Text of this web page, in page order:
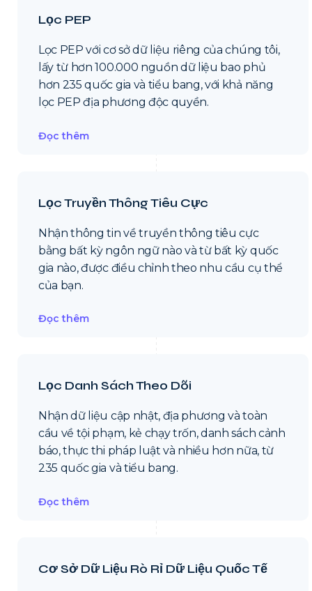
Lọc PEP
Lọc PEP với cơ sở dữ liệu riêng của chúng tôi,
lấy từ hơn 100.000 nguồn dữ liệu bao phủ
hơn 235 quốc gia và tiểu bang, với khả năng
lọc PEP địa phương độc quyền.
Đọc thêm
Lọc Truyền Thông Tiêu Cực
Nhận thông tin về truyền thông tiêu cực
bằng bất kỳ ngôn ngữ nào và từ bất kỳ quốc
gia nào, được điều chỉnh theo nhu cầu cụ thể
của bạn.
Đọc thêm
Lọc Danh Sách Theo Dõi
Nhận dữ liệu cập nhật, địa phương và toàn
cầu về tội phạm, kẻ chạy trốn, danh sách cảnh
báo, thực thi pháp luật và nhiều hơn nữa, từ
235 quốc gia và tiểu bang.
Đọc thêm
Cơ Sở Dữ Liệu Rò Rỉ Dữ Liệu Quốc Tế